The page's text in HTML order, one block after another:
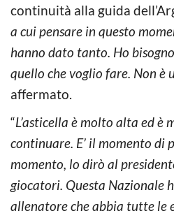
continuità alla guida
a cui pensare in questo
hanno dato tanto. Ho
quello che voglio fare. Non è
affermato.
“L’asticella è molto alta ed è
continuare. E’ il momento di
momento, lo dirò al
giocatori. Questa Nazionale
allenatore che abbia tutte le